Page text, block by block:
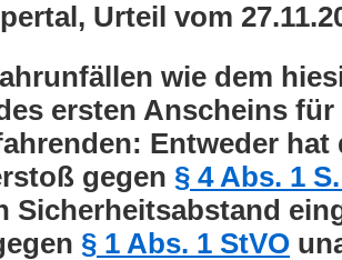
Urteil vom
wie dem
ersten Anscheins
Entweder hat
gegen § 4 Abs. 1
Sicherheitsabstand
§ 1 Abs. 1 StVO